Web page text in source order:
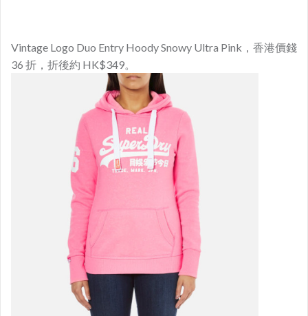
Vintage Logo Duo Entry Hoody Snowy Ultra Pink，香港價錢
36 折，折後約 HK$349。